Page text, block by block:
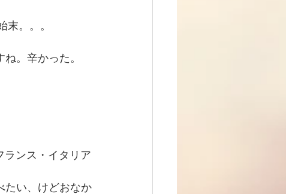
。。。
。辛かった。
ンス・イタリア
たい、けどおなか